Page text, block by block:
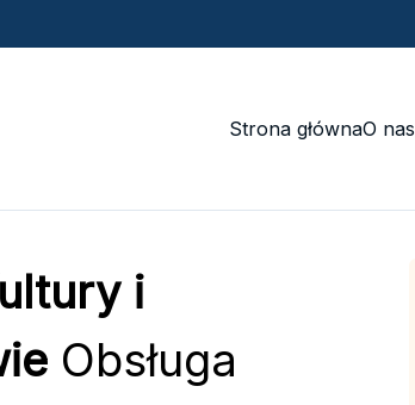
Strona głównaO nas
i
Obsługa